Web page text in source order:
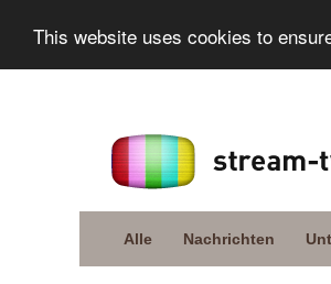
This website uses cookies to
Alle Nachrichten